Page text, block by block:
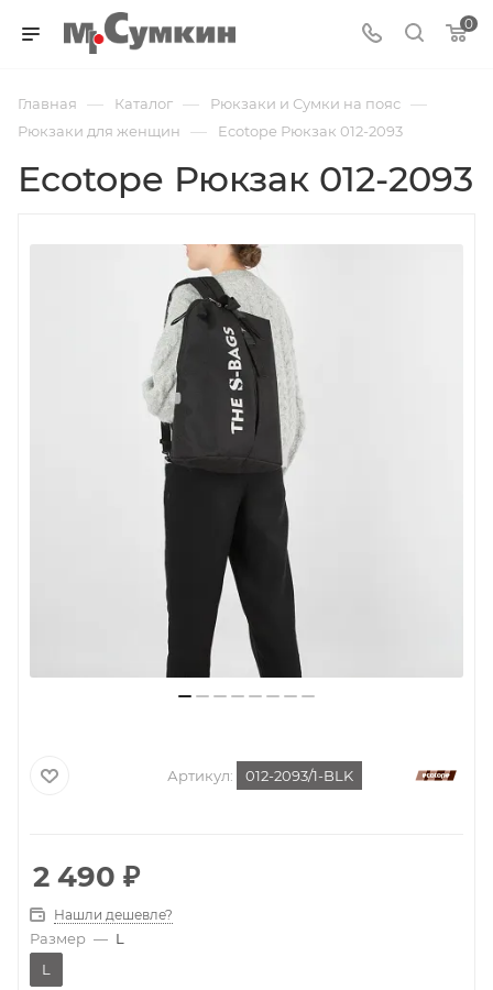
0
Главная — Каталог — Рюкзаки и Сумки на пояс —
Рюкзаки для женщин — Ecotope Рюкзак 012-2093
Ecotope Рюкзак 012-2093
Артикул: 012-2093/1-BLK
2 490 ₽
Нашли дешевле?
Размер — L
L